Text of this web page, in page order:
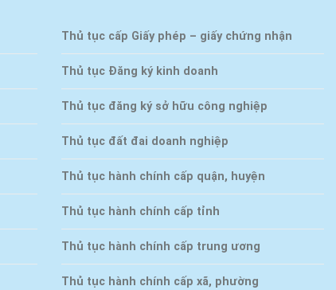
Thủ tục cấp Giấy phép – giấy chứng nhận
Thủ tục Đăng ký kinh doanh
Thủ tục đăng ký sở hữu công nghiệp
Thủ tục đất đai doanh nghiệp
Thủ tục hành chính cấp quận, huyện
Thủ tục hành chính cấp tỉnh
Thủ tục hành chính cấp trung ương
Thủ tục hành chính cấp xã, phường